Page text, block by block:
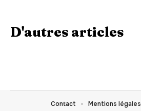
D'autres articles
Contact Mentions légales